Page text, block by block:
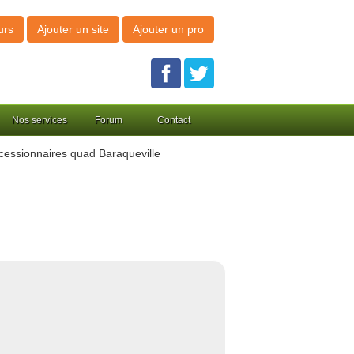
Ajouter un site Ajouter un pro
Nos services Forum Contact
quad Baraqueville